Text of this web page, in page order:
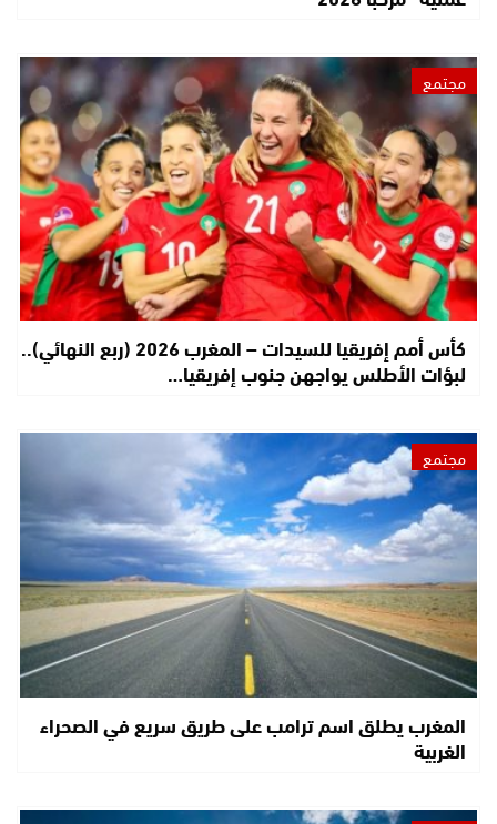
مجتمع
كأس أمم إفريقيا للسيدات – المغرب 2026 (ربع النهائي)..
لبؤات الأطلس يواجهن جنوب إفريقيا…
مجتمع
المغرب يطلق اسم ترامب على طريق سريع في الصحراء
الغربية